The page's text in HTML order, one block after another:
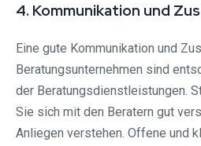
4. Kommunikation und
Eine gute Kommunikation und
Beratungsunternehmen sind
der Beratungsdienstleistungen.
Sie sich mit den Beratern gut
Anliegen verstehen. Offene und